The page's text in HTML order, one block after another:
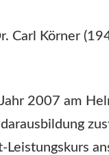
Carl Körner
2007 am